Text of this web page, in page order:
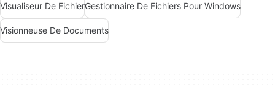
Visualiseur De FichierGestionnaire De Fichiers Pour Windows
Visionneuse De Documents